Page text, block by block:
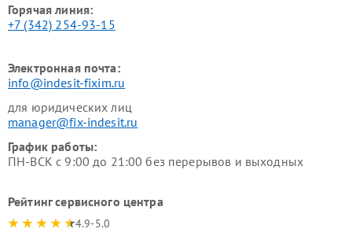
Горячая линия:
+7 (342) 254-93-15
Электронная почта:
info@indesit-fixim.ru
для юридических лиц
manager@fix-indesit.ru
График работы:
ПН-ВСК с 9:00 до 21:00 без перерывов и выходных
Рейтинг сервисного центра
4.9-5.0